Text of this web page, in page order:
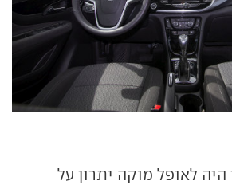
לאופל מוקה יתרון על